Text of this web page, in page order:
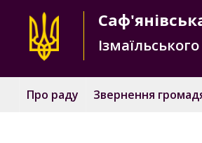
Про раду Звернення